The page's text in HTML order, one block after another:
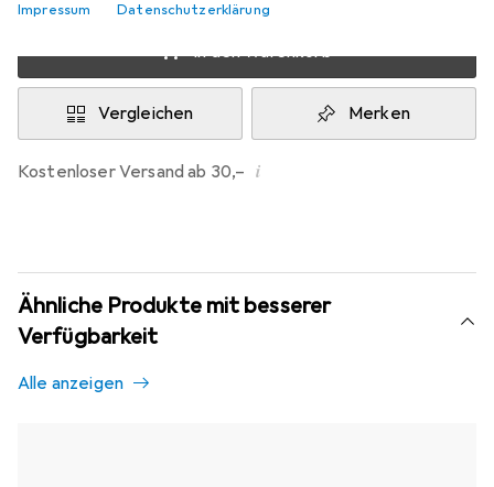
Impressum Datenschutzerklärung
In den Warenkorb
Vergleichen Merken
Kostenloser Versand ab 30,– i
Ähnliche Produkte mit besserer
Verfügbarkeit
Alle anzeigen